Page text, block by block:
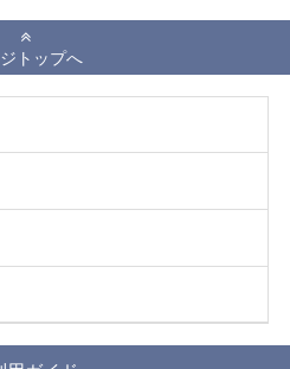
トップへ